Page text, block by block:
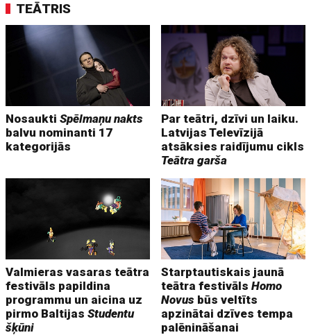
TEĀTRIS
NosauktiSpēlmaņu nakts
balvu nominanti 17
kategorijās
Par teātri, dzīvi un laiku.
Latvijas Televīzijā
atsāksies raidījumu cikls
Teātra garša
Valmieras vasaras teātra
festivāls papildina
programmu un aicina uz
pirmo BaltijasStudentu
šķūni
Starptautiskais jaunā
teātra festivālsHomo
Novus būs veltīts
apzinātai dzīves tempa
palēnināšanai